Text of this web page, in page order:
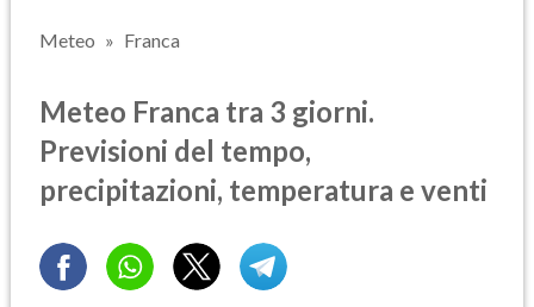
Meteo Franca
Meteo Franca tra 3 giorni.
Previsioni del tempo,
precipitazioni, temperatura e venti